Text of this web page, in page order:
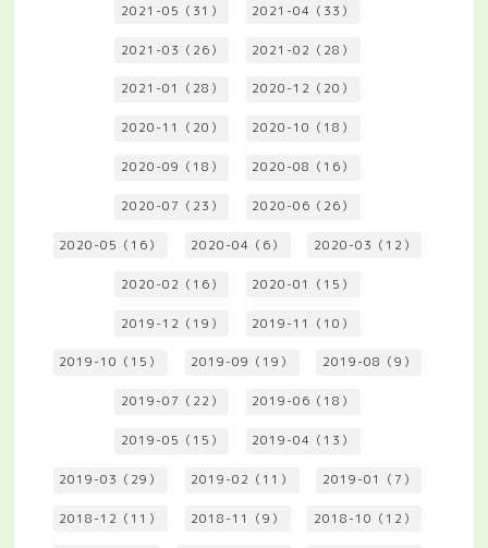
2021-05（31） 2021-04（33）
2021-03（26） 2021-02（28）
2021-01（28） 2020-12（20）
2020-11（20） 2020-10（18）
2020-09（18） 2020-08（16）
2020-07（23） 2020-06（26）
2020-05（16） 2020-04（6） 2020-03（12）
2020-02（16） 2020-01（15）
2019-12（19） 2019-11（10）
2019-10（15） 2019-09（19） 2019-08（9）
2019-07（22） 2019-06（18）
2019-05（15） 2019-04（13）
2019-03（29） 2019-02（11） 2019-01（7）
2018-12（11） 2018-11（9） 2018-10（12）